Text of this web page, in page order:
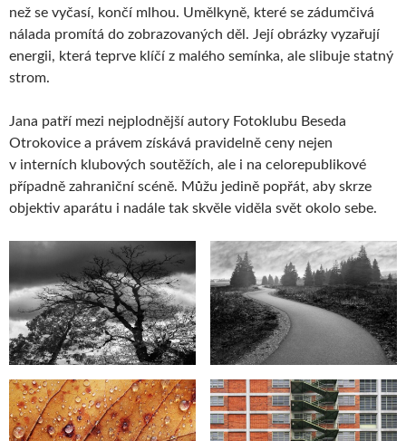
než se vyčasí, končí mlhou. Umělkyně, které se zádumčivá
nálada promítá do zobrazovaných děl. Její obrázky vyzařují
energii, která teprve klíčí z malého semínka, ale slibuje statný
strom.
Jana patří mezi nejplodnější autory Fotoklubu Beseda
Otrokovice a právem získává pravidelně ceny nejen
v interních klubových soutěžích, ale i na celorepublikové
případně zahraniční scéně. Můžu jedině popřát, aby skrze
objektiv aparátu i nadále tak skvěle viděla svět okolo sebe.